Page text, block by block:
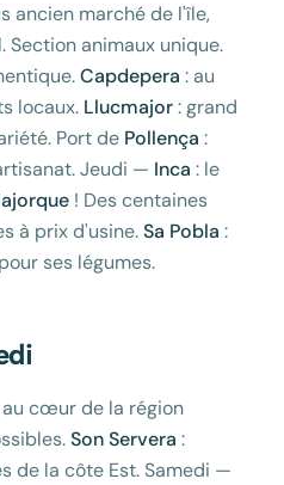
ancien marché de l'île,
Section animaux unique.
Capdepera : au
locaux. Llucmajor: grand
Port de Pollença :
Jeudi — Inca : le
! Des centaines
à prix d'usine.Sa Pobla :
ses légumes.
au cœur de la région
Son Servera :
de la côte Est. Samedi —